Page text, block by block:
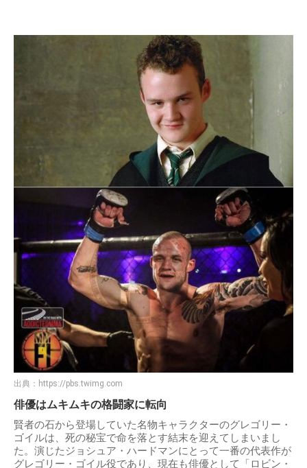
出典： https://pbs.twimg.com
俳優はムキムキの格闘家に転向
賢者の石から登場していた名物キャラクターのグレゴリー・
ゴイルは、死の秘宝で命を落とす結末を迎えてしまいまし
た。演じたジョシュア・ハードマンにとって一番の代表作が
グレゴリー・ゴイル役であり、現在も俳優として「ロビン・